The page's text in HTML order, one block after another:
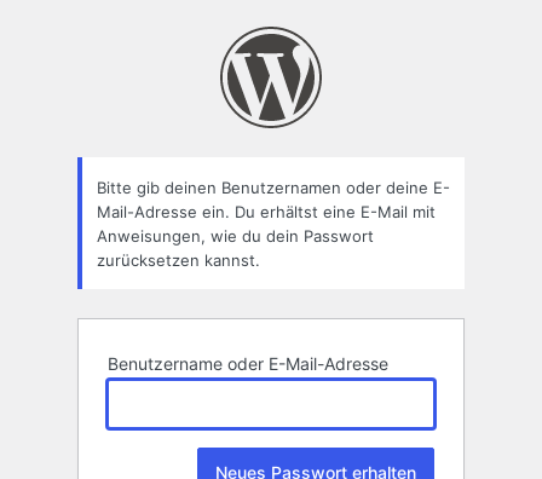
Bitte gib deinen Benutzernamen oder deine E-
Mail-Adresse ein. Du erhältst eine E-Mail mit
Anweisungen, wie du dein Passwort
zurücksetzen kannst.
Benutzername oder E-Mail-Adresse